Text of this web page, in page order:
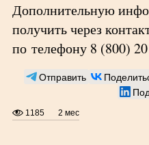
Дополнительную
получить через
по телефону 8 (800)
Отправить
1185 2 мес